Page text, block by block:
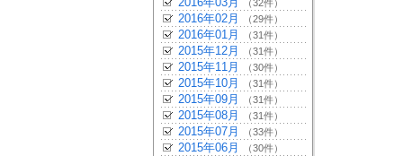
（32件）
2016年02月 （29件）
2016年01月 （31件）
2015年12月 （31件）
2015年11月 （30件）
2015年10月 （31件）
2015年09月 （31件）
2015年08月 （31件）
2015年07月 （33件）
2015年06月 （30件）